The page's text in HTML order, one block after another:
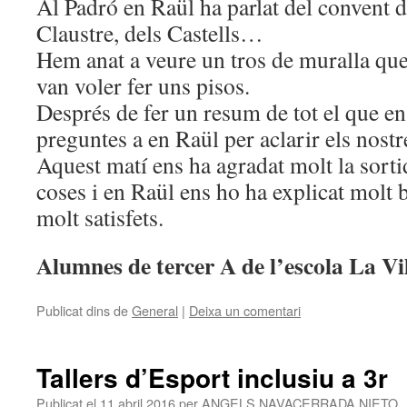
Al Padró en Raül ha parlat del convent
Claustre, dels Castells…
Hem anat a veure un tros de muralla
van voler fer uns pisos.
Després de fer un resum de tot el que
preguntes a en Raül per aclarir els
Aquest matí ens ha agradat molt la
coses i en Raül ens ho ha explicat molt
molt satisfets.
Alumnes de tercer A de l’escola La
Publicat dins deGeneral | Deixa un comentari
Tallers d’Esport inclusiu a 3r
Publicat el 11 abril 2016per ANGELS NAVACERRADA NIETO